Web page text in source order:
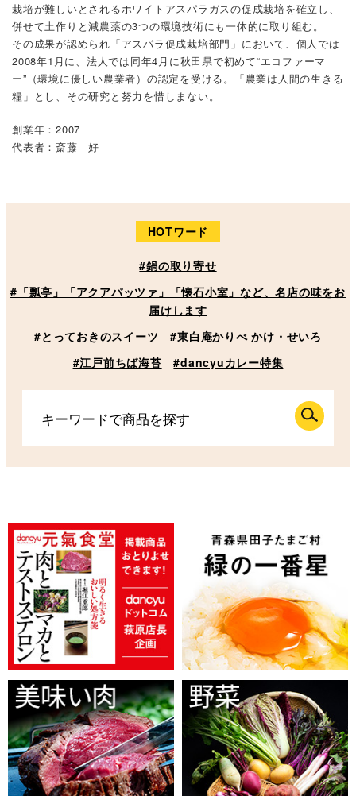
栽培が難しいとされるホワイトアスパラガスの促成栽培を確立し、
併せて土作りと減農薬の3つの環境技術にも一体的に取り組む。
その成果が認められ「アスパラ促成栽培部門」において、個人では
2008年1月に、法人では同年4月に秋田県で初めて“エコファーマ
ー”（環境に優しい農業者）の認定を受ける。「農業は人間の生きる
糧」とし、その研究と努力を惜しまない。
創業年：2007
代表者：斎藤 好
HOTワード
#鍋の取り寄せ
#「瓢亭」「アクアパッツァ」「懐石小室」など、名店の味をお
届けします
#とっておきのスイーツ
#東白庵かりべ かけ・せいろ
#江戸前ちば海苔
#dancyuカレー特集